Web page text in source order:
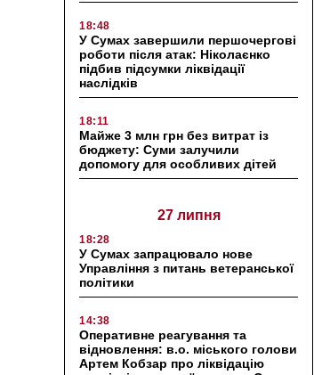
18:48
У Сумах завершили першочергові
роботи після атак: Ніколаєнко
підбив підсумки ліквідації
наслідків
18:11
Майже 3 млн грн без витрат із
бюджету: Суми залучили
допомогу для особливих дітей
27 липня
18:28
У Сумах запрацювало нове
Управління з питань ветеранської
політики
14:38
Оперативне реагування та
відновлення: в.о. міського голови
Артем Кобзар про ліквідацію